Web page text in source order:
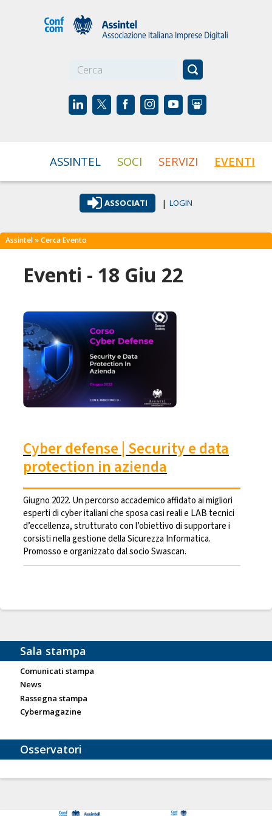
ASSINTEL SOCI SERVIZI EVENTI
ASSOCIATI | LOGIN
Assintel » Cerca Evento
Eventi - 18 Giu 22
Cyber defense | Security e data
protection in azienda
Giugno 2022. Un percorso accademico affidato ai migliori
esperti di cyber italiani che sposa casi reali e LAB tecnici
d’eccellenza, strutturato con l’obiettivo di supportare i
corsisti nella gestione della Sicurezza Informatica.
Promosso e organizzato dal socio Swascan.
Sala stampa
Comunicati stampa
News
Rassegna stampa
Cybermagazine
Osservatori